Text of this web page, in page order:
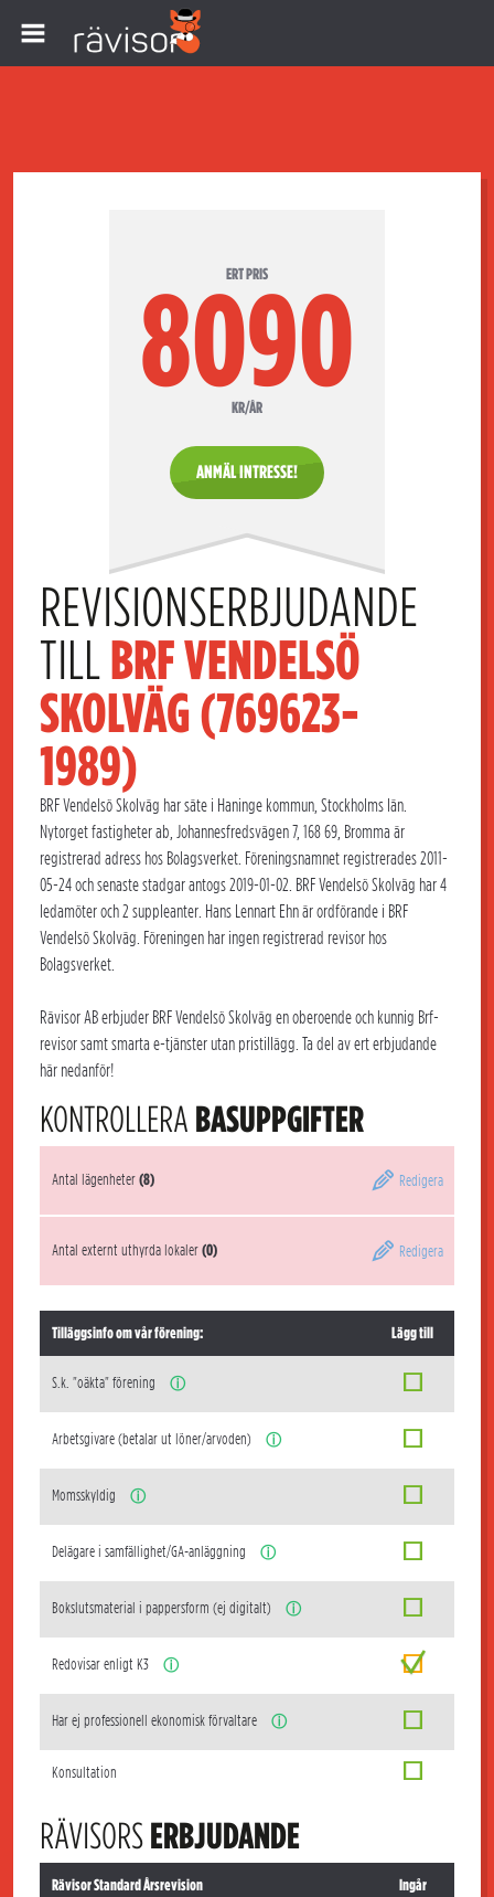
ERT PRIS
8090
KR/ÅR
ANMÄL INTRESSE!
REVISIONSERBJUDANDE
TILL BRF VENDELSÖ
SKOLVÄG (769623-
1989)
BRF Vendelsö Skolväg har säte i Haninge kommun, Stockholms län.
Nytorget fastigheter ab, Johannesfredsvägen 7, 168 69, Bromma är
registrerad adress hos Bolagsverket. Föreningsnamnet registrerades 2011-
05-24 och senaste stadgar antogs 2019-01-02. BRF Vendelsö Skolväg har 4
ledamöter och 2 suppleanter. Hans Lennart Ehn är ordförande i BRF
Vendelsö Skolväg. Föreningen har ingen registrerad revisor hos
Bolagsverket.
Rävisor AB erbjuder BRF Vendelsö Skolväg en oberoende och kunnig Brf-
revisor samt smarta e-tjänster utan pristillägg. Ta del av ert erbjudande
här nedanför!
KONTROLLERA BASUPPGIFTER
Antal lägenheter(8) Redigera
Antal externt uthyrda lokaler(0) Redigera
Tilläggsinfo om vår förening: Lägg till
S.k. "oäkta" förening ⓘ
Arbetsgivare (betalar ut löner/arvoden) ⓘ
Momsskyldig ⓘ
Delägare i samfällighet/GA-anläggning ⓘ
Bokslutsmaterial i pappersform (ej digitalt) ⓘ
Redovisar enligt K3 ⓘ
Har ej professionell ekonomisk förvaltare ⓘ
Konsultation
RÄVISORSERBJUDANDE
Rävisor Standard Årsrevision Ingår